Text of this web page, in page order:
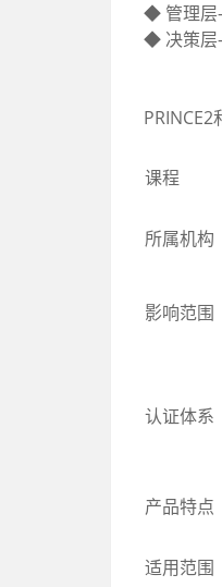
◆ 管理层
◆ 决策层
PRINCE2
课程
所属机构
影响范围
认证体系
产品特点
适用范围